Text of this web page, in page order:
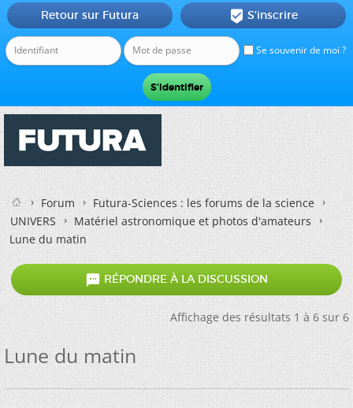
Se souvenir de moi ?
Retour sur Futura  S'inscrire
Forum
Futura-Sciences : les forums de la science
UNIVERS
Matériel astronomique et photos d'amateurs
Lune du matin
 RÉPONDRE À LA DISCUSSION
Affichage des résultats 1 à 6 sur 6
Lune du matin